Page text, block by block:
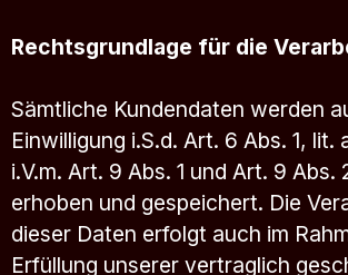
Rechtsgrundlage für die
Sämtliche Kundendaten werden
Einwilligung i.S.d. Art. 6 Abs. 1, lit.
i.V.m. Art. 9 Abs. 1 und Art. 9 Abs.
erhoben und gespeichert. Die
dieser Daten erfolgt auch im
Erfüllung unserer vertraglich